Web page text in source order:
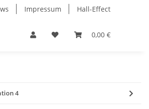
Impressum Hall-Effect
0,00 €
4